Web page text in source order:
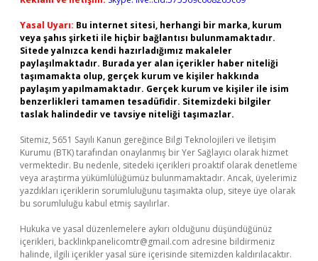
Yasal Uyarı: Bu internet sitesi, herhangi bir marka, kurum
veya şahıs şirketi ile hiçbir bağlantısı bulunmamaktadır.
Sitede yalnızca kendi hazırladığımız makaleler
paylaşılmaktadır. Burada yer alan içerikler haber niteliği
taşımamakta olup, gerçek kurum ve kişiler hakkında
paylaşım yapılmamaktadır. Gerçek kurum ve kişiler ile isim
benzerlikleri tamamen tesadüfidir. Sitemizdeki bilgiler
taslak halindedir ve tavsiye niteliği taşımazlar.
Sitemiz, 5651 Sayılı Kanun gereğince Bilgi Teknolojileri ve İletişim
Kurumu (BTK) tarafından onaylanmış bir Yer Sağlayıcı olarak hizmet
vermektedir. Bu nedenle, sitedeki içerikleri proaktif olarak denetleme
veya araştırma yükümlülüğümüz bulunmamaktadır. Ancak, üyelerimiz
yazdıkları içeriklerin sorumluluğunu taşımakta olup, siteye üye olarak
bu sorumluluğu kabul etmiş sayılırlar.
Hukuka ve yasal düzenlemelere aykırı olduğunu düşündüğünüz
içerikleri, backlinkpanelicomtr@gmail.com adresine bildirmeniz
halinde, ilgili içerikler yasal süre içerisinde sitemizden kaldırılacaktır.